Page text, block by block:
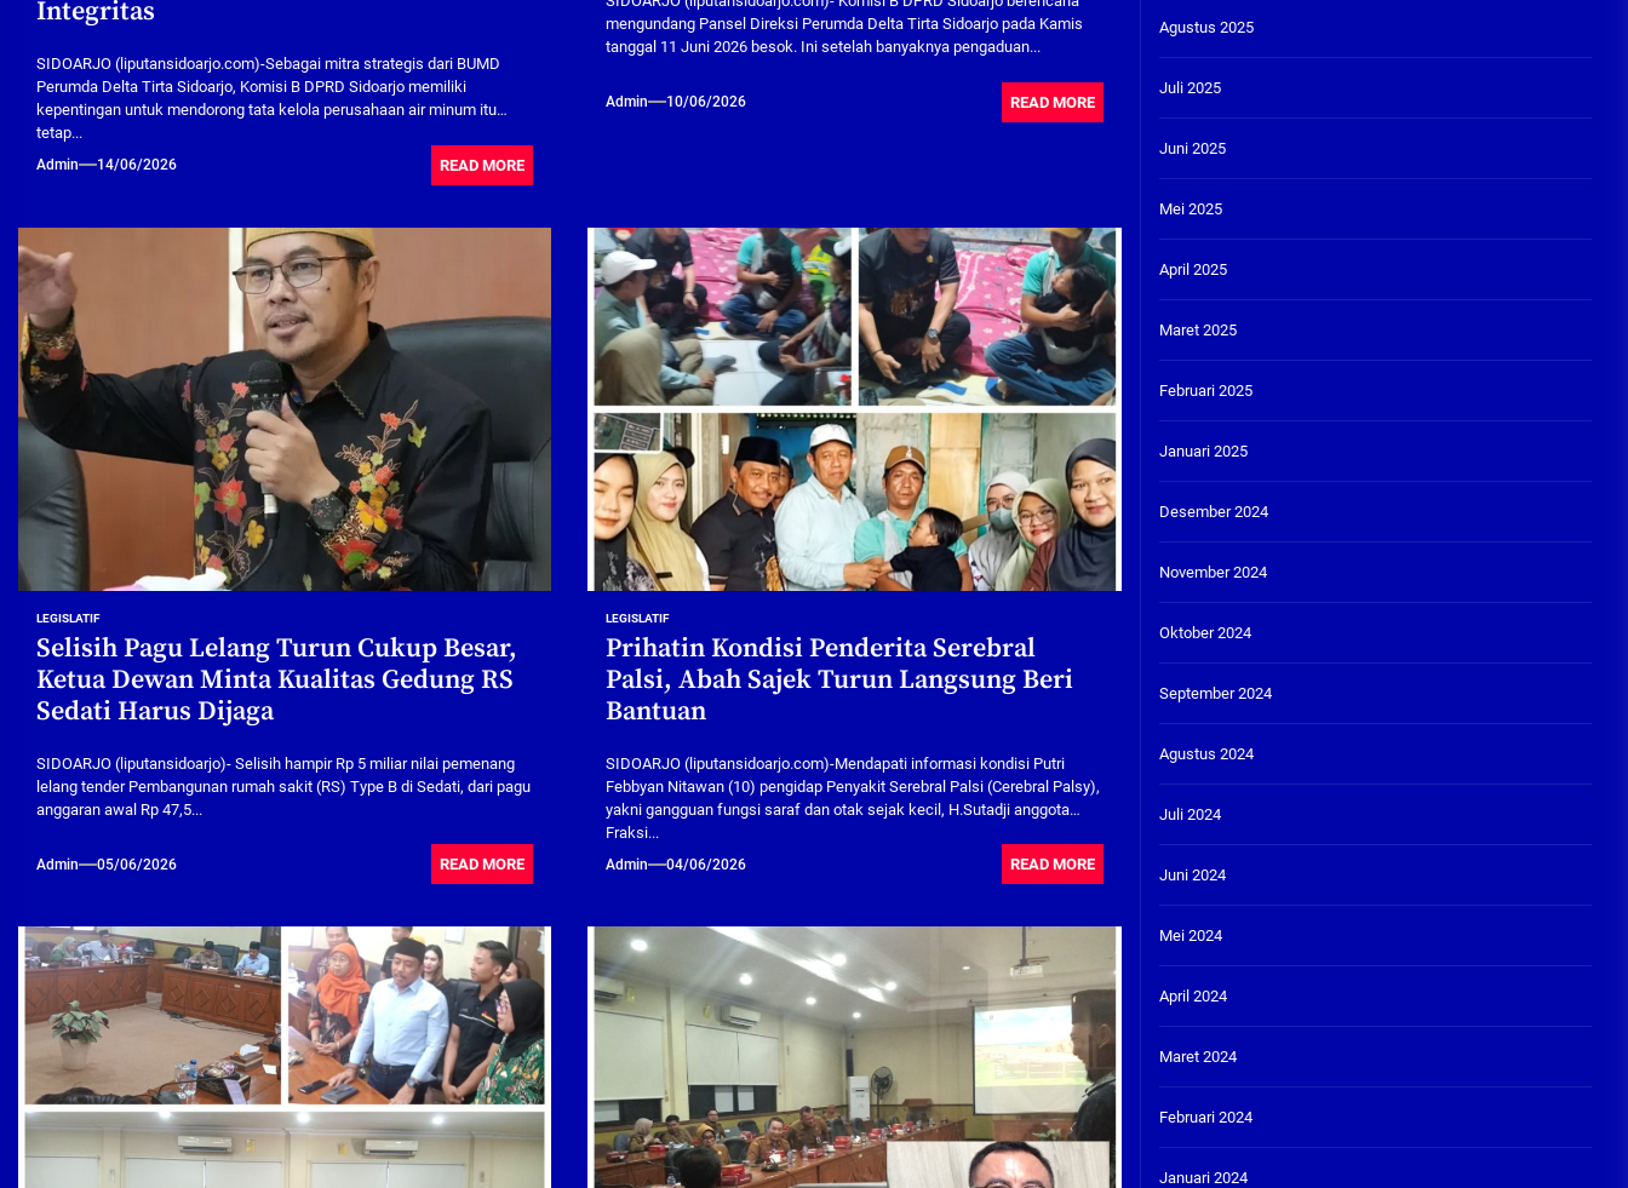
Integritas
SIDOARJO (liputansidoarjo.com)-Sebagai mitra strategis dari BUMD
Perumda Delta Tirta Sidoarjo, Komisi B DPRD Sidoarjo memiliki
kepentingan untuk mendorong tata kelola perusahaan air minum itu
tetap...
Admin 14/06/2026 READ MORE
mengundang Pansel Direksi Perumda Delta Tirta Sidoarjo pada Kamis
tanggal 11 Juni 2026 besok. Ini setelah banyaknya pengaduan...
Admin 10/06/2026 READ MORE
LEGISLATIF
Selisih Pagu Lelang Turun Cukup Besar,
Ketua Dewan Minta Kualitas Gedung RS
Sedati Harus Dijaga
SIDOARJO (liputansidoarjo)- Selisih hampir Rp 5 miliar nilai pemenang
lelang tender Pembangunan rumah sakit (RS) Type B di Sedati, dari pagu
anggaran awal Rp 47,5...
Admin 05/06/2026 READ MORE
LEGISLATIF
Prihatin Kondisi Penderita Serebral
Palsi, Abah Sajek Turun Langsung Beri
Bantuan
SIDOARJO (liputansidoarjo.com)-Mendapati informasi kondisi Putri
Febbyan Nitawan (10) pengidap Penyakit Serebral Palsi (Cerebral Palsy),
yakni gangguan fungsi saraf dan otak sejak kecil, H.Sutadji anggota
Fraksi...
Admin 04/06/2026 READ MORE
Agustus 2025
Juli 2025
Juni 2025
Mei 2025
April 2025
Maret 2025
Februari 2025
Januari 2025
Desember 2024
November 2024
Oktober 2024
September 2024
Agustus 2024
Juli 2024
Juni 2024
Mei 2024
April 2024
Maret 2024
Februari 2024
Januari 2024